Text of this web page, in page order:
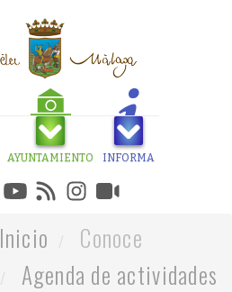
AYUNTAMIENTO INFORMA
Inicio
Conoce
Agenda de actividades